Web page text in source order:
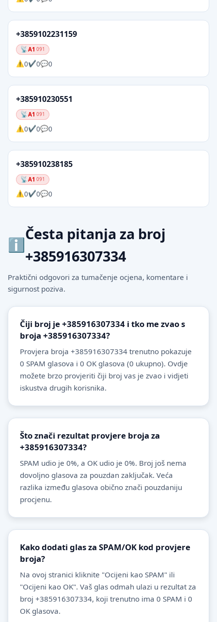
+3859102231159
A1 091
0 0 0
+385910230551
A1 091
0 0 0
+385910238185
A1 091
0 0 0
Česta pitanja za broj
+385916307334
Praktični odgovori za tumačenje ocjena, komentare i
sigurnost poziva.
Čiji broj je +385916307334 i tko me zvao s
broja +385916307334?
Provjera broja +385916307334 trenutno pokazuje
0 SPAM glasova i 0 OK glasova (0 ukupno). Ovdje
možete brzo provjeriti čiji broj vas je zvao i vidjeti
iskustva drugih korisnika.
Što znači rezultat provjere broja za
+385916307334?
SPAM udio je 0%, a OK udio je 0%. Broj još nema
dovoljno glasova za pouzdan zaključak. Veća
razlika između glasova obično znači pouzdaniju
procjenu.
Kako dodati glas za SPAM/OK kod provjere
broja?
Na ovoj stranici kliknite "Ocijeni kao SPAM" ili
"Ocijeni kao OK". Vaš glas odmah ulazi u rezultat za
broj +385916307334, koji trenutno ima 0 SPAM i 0
OK glasova.